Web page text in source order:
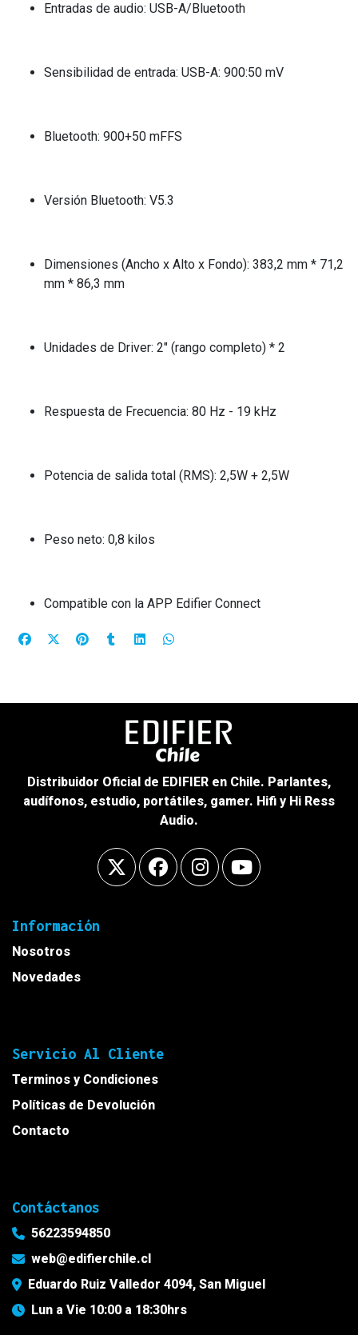
Entradas de audio: USB-A/Bluetooth
Sensibilidad de entrada: USB-A: 900:50 mV
Bluetooth: 900+50 mFFS
Versión Bluetooth: V5.3
Dimensiones (Ancho x Alto x Fondo): 383,2 mm * 71,2
mm * 86,3 mm
Unidades de Driver: 2" (rango completo) * 2
Respuesta de Frecuencia: 80 Hz - 19 kHz
Potencia de salida total (RMS): 2,5W + 2,5W
Peso neto: 0,8 kilos
Compatible con la APP Edifier Connect
Distribuidor Oficial de EDIFIER en Chile. Parlantes,
audífonos, estudio, portátiles, gamer. Hifi y Hi Ress
Audio.
Información
Nosotros
Novedades
Servicio Al Cliente
Terminos y Condiciones
Políticas de Devolución
Contacto
Contáctanos
56223594850
web@edifierchile.cl
Eduardo Ruiz Valledor 4094, San Miguel
Lun a Vie 10:00 a 18:30hrs